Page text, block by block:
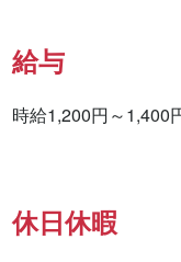
給与
時給1,200円～1,400
休日休暇